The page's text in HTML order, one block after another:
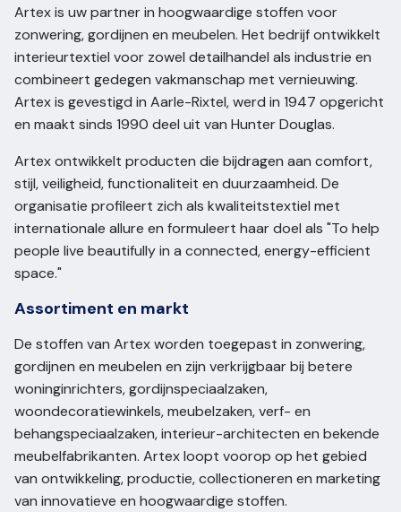
Artex is uw partner in hoogwaardige stoffen voor
zonwering, gordijnen en meubelen. Het bedrijf ontwikkelt
interieurtextiel voor zowel detailhandel als industrie en
combineert gedegen vakmanschap met vernieuwing.
Artex is gevestigd in Aarle-Rixtel, werd in 1947 opgericht
en maakt sinds 1990 deel uit van Hunter Douglas.
Artex ontwikkelt producten die bijdragen aan comfort,
stijl, veiligheid, functionaliteit en duurzaamheid. De
organisatie profileert zich als kwaliteitstextiel met
internationale allure en formuleert haar doel als "To help
people live beautifully in a connected, energy-efficient
space."
Assortiment en markt
De stoffen van Artex worden toegepast in zonwering,
gordijnen en meubelen en zijn verkrijgbaar bij betere
woninginrichters, gordijnspeciaalzaken,
woondecoratiewinkels, meubelzaken, verf- en
behangspeciaalzaken, interieur-architecten en bekende
meubelfabrikanten. Artex loopt voorop op het gebied
van ontwikkeling, productie, collectioneren en marketing
van innovatieve en hoogwaardige stoffen.